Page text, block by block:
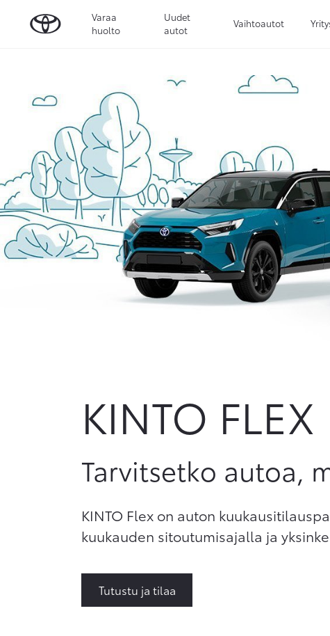
Varaa
huolto
Uudet
autot
Vaihtoautot
KINTO FLEX
Tarvitsetko autoa,
KINTO Flex on auton
kuukauden sitoutumisajalla ja
Tutustu ja tilaa